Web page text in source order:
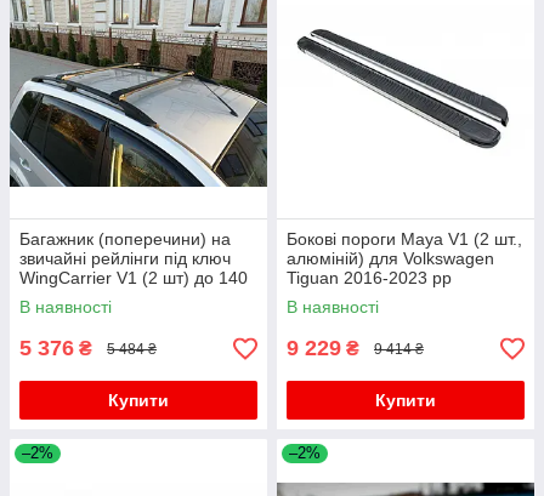
Багажник (поперечини) на
звичайні рейлінги під ключ
WingCarrier V1 (2 шт) до 140
см, чорний для Volkswagen
Tiguan 2016-2023 рр
В наявності
5 376 ₴ 5 484 ₴
Купити
Бокові пороги Maya V1 (2 шт.,
алюміній) для Volkswagen
Tiguan 2016-2023 рр
В наявності
9 229 ₴ 9 414 ₴
Купити
–2% –2%